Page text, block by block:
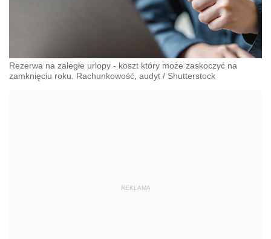
Rezerwa na zaległe urlopy - koszt który może zaskoczyć na
zamknięciu roku. Rachunkowość, audyt / Shutterstock